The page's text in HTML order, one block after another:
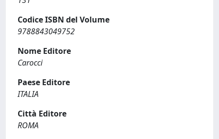
Codice ISBN del Volume
9788843049752
Nome Editore
Carocci
Paese Editore
ITALIA
Città Editore
ROMA